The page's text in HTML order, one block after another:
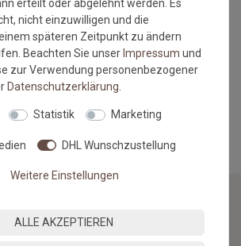
Rollenbreiten zu
kommen kann. Durch die
kann eszu Farbveränderungen kommen,
UV-beständig ist. Desweiteren kann dieser
schrumpfen.
erteilt oder abgelehnt werden. Es
nicht einzuwilligen und die
späteren Zeitpunkt zu ändern
Beachten Sie unser Impressum und
zur Verwendung personenbezogener
Daten­schutz­erklärung
Statistik Marketing
DHL Wunschzustellung
Weitere Einstellungen
ALLE AKZEPTIEREN